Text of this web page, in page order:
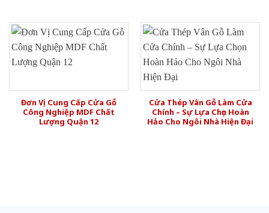
Đơn Vị Cung Cấp Cửa Gỗ
Công Nghiệp MDF Chất
Lượng Quận 12
Cửa Thép Vân Gỗ Làm Cửa
Chính – Sự Lựa Chọn Hoàn
Hảo Cho Ngôi Nhà Hiện Đại